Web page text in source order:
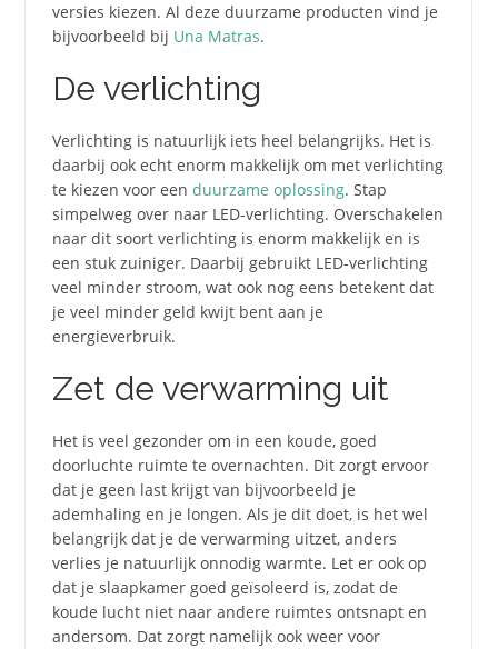
versies kiezen. Al deze duurzame producten vind je
bijvoorbeeld bij Una Matras.
De verlichting
Verlichting is natuurlijk iets heel belangrijks. Het is
daarbij ook echt enorm makkelijk om met verlichting
te kiezen voor een duurzame oplossing. Stap
simpelweg over naar LED-verlichting. Overschakelen
naar dit soort verlichting is enorm makkelijk en is
een stuk zuiniger. Daarbij gebruikt LED-verlichting
veel minder stroom, wat ook nog eens betekent dat
je veel minder geld kwijt bent aan je
energieverbruik.
Zet de verwarming uit
Het is veel gezonder om in een koude, goed
doorluchte ruimte te overnachten. Dit zorgt ervoor
dat je geen last krijgt van bijvoorbeeld je
ademhaling en je longen. Als je dit doet, is het wel
belangrijk dat je de verwarming uitzet, anders
verlies je natuurlijk onnodig warmte. Let er ook op
dat je slaapkamer goed geïsoleerd is, zodat de
koude lucht niet naar andere ruimtes ontsnapt en
andersom. Dat zorgt namelijk ook weer voor